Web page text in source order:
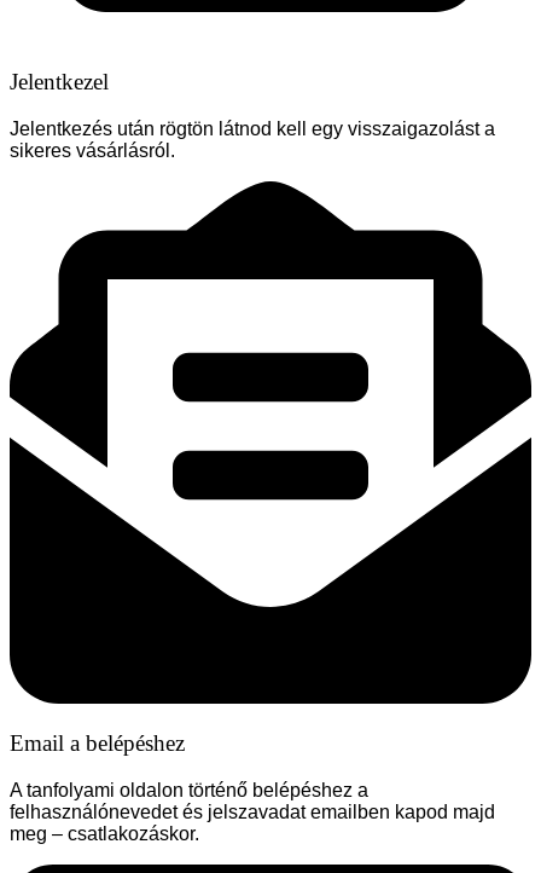
Jelentkezel
Jelentkezés után rögtön látnod kell egy visszaigazolást a
sikeres vásárlásról.
Email a belépéshez
A tanfolyami oldalon történő belépéshez a
felhasználónevedet és jelszavadat emailben kapod majd
meg – csatlakozáskor.